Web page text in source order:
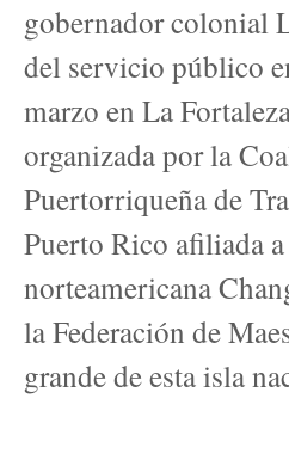
gobernador colonial
del servicio público
marzo en La
organizada por la
Puertorriqueña de
Puerto Rico afiliada
norteamericana
la Federación de
grande de esta isla